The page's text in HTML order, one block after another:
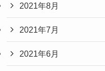
2021年8月
2021年7月
2021年6月